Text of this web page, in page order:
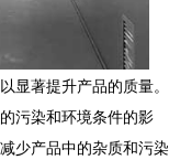
显著提升产品的质量。
污染和环境条件的影
少产品中的杂质和污染